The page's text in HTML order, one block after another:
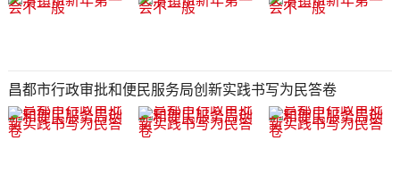
昌都市行政审批和便民服务局创新实践书写为民答卷